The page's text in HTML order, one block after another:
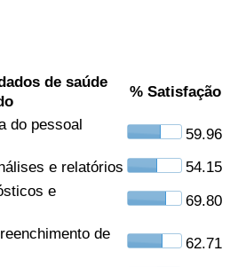
de saúde
% Satisfação
do pessoal
59.96
e relatórios
54.15
e
69.80
de
62.71
Por Paíspor País
por país
(Atual)
por país